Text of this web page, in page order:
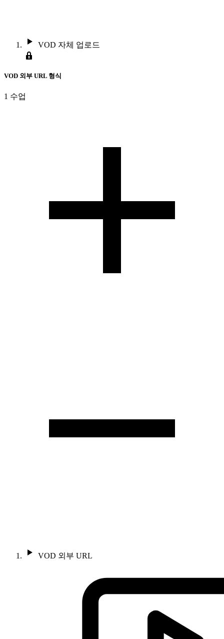
VOD 자체 업로드
VOD 외부 URL 형식
1 수업
VOD 외부 URL